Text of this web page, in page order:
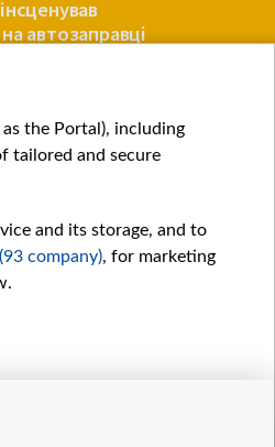
автозаправці
the Portal), including
tailored and secure
and its storage, and to
company), for marketing